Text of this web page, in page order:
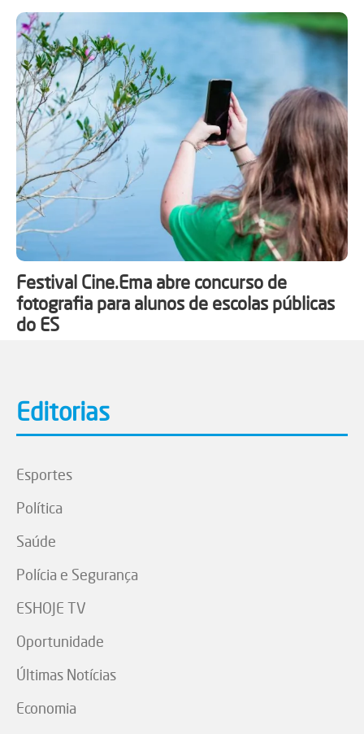
Festival Cine.Ema abre concurso de
fotografia para alunos de escolas públicas
do ES
Editorias
Esportes
Política
Saúde
Polícia e Segurança
ESHOJE TV
Oportunidade
Últimas Notícias
Economia